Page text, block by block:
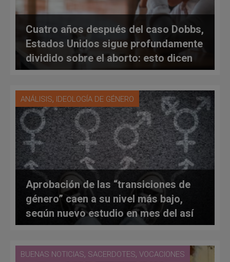
Cuatro años después del caso Dobbs,
Estados Unidos sigue profundamente
dividido sobre el aborto: esto dicen
los datos
ANÁLISIS, IDEOLOGÍA DE GÉNERO
Aprobación de las “transiciones de
género” caen a su nivel más bajo,
según nuevo estudio en mes del así
llamado “orgullo gay”
BUENAS NOTICIAS, SACERDOTES, VOCACIONES